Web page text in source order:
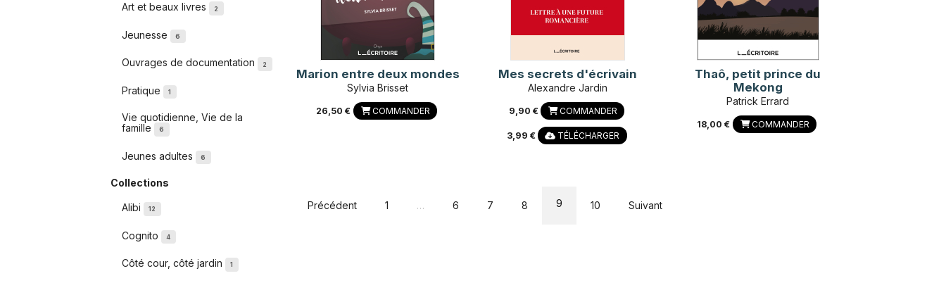
Art et beaux livres 2
Jeunesse 6
Ouvrages de documentation 2
Pratique 1
Vie quotidienne, Vie de la
famille
6
Jeunes adultes 6
Collections
Alibi 12
Cognito 4
Côté cour, côté jardin 1
Marion entre deux mondes
Sylvia Brisset
26,50 € COMMANDER
Mes secrets d'écrivain
Alexandre Jardin
9,90 € COMMANDER
3,99 € TÉLÉCHARGER
Thaô, petit prince du
Mekong
Patrick Errard
18,00 € COMMANDER
Précédent 1 … 6 7 8 9 10 Suivant